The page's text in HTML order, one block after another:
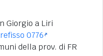
Giorgio a Liri
0776
della prov. di FR